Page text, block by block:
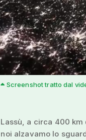
Screenshot tratto dal
Lassù, a circa 400
noi alzavamo lo